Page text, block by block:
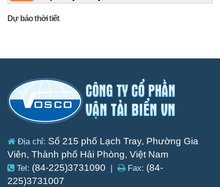
Dự báo thời tiết
Địa chỉ: Số 215 phố Lạch Tray, Phường Gia
Viên, Thành phố Hải Phòng, Việt Nam
Tel: (84-225)3731090 | Fax: (84-
225)3731007